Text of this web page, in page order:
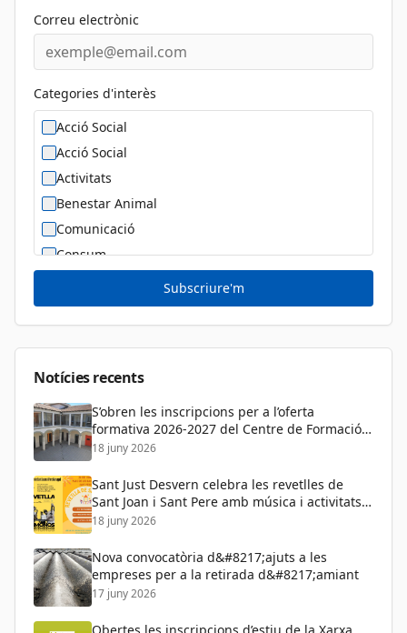
Correu electrònic
Categories d'interès
Acció Social
Acció Social
Activitats
Benestar Animal
Comunicació
Consum
Diversitat Sexual i de Gènere
Dona
Subscriure'm
Notícies recents
S’obren les inscripcions per a l’oferta
formativa 2026-2027 del Centre de Formació
de Persones Adultes
18 juny 2026
Sant Just Desvern celebra les revetlles de
Sant Joan i Sant Pere amb música i activitats
per a tots els públics
18 juny 2026
Nova convocatòria d&#8217;ajuts a les
empreses per a la retirada d&#8217;amiant
17 juny 2026